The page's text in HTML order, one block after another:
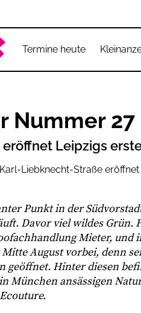
Termine heute
Nummer 27
Leipzigs
Punkt in der
Davor viel wildes Grün.
Mieter, und
August vorbei, denn
geöffnet. Hinter diesen
München ansässigen